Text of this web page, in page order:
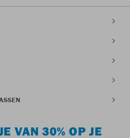
VAN 30% OP JE